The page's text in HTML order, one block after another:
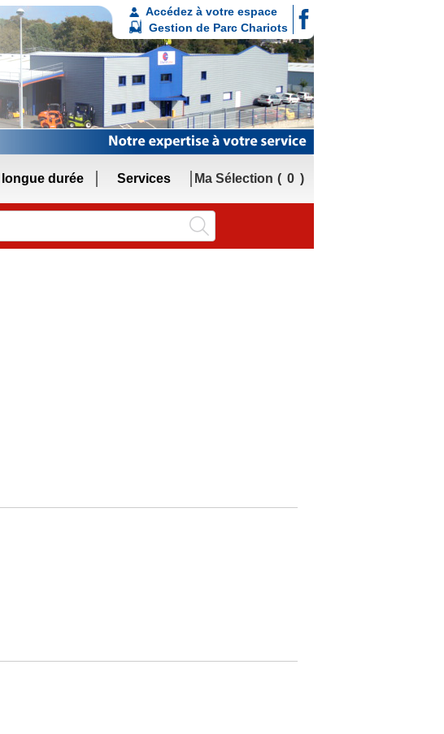
Accédez à votre espace
Gestion de Parc Chariots
Ma Sélection 0
durée Services